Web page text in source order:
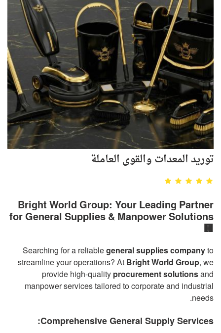
توريد المعدات والقوى العاملة
Bright World Group: Your Leading Partner
for General Supplies & Manpower Solutions
🏢
Searching for a reliablegeneral supplies companyto
streamline your operations? AtBright World Group, we
provide high-qualityprocurement solutionsand
manpower services tailored to corporate and industrial
needs.
Comprehensive General Supply Services: